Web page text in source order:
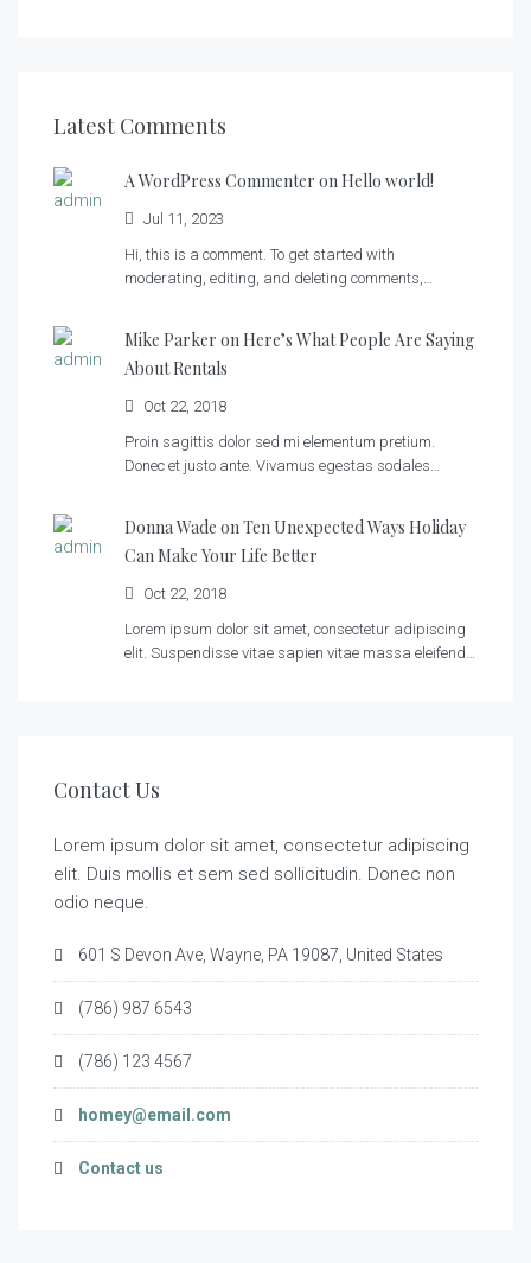
Latest Comments
A WordPress Commenter onHello world!
Jul 11, 2023
Hi, this is a comment. To get started with
moderating, editing, and deleting comments,…
Mike Parker onHere’s What People Are Saying
About Rentals
Oct 22, 2018
Proin sagittis dolor sed mi elementum pretium.
Donec et justo ante. Vivamus egestas sodales…
Donna Wade onTen Unexpected Ways Holiday
Can Make Your Life Better
Oct 22, 2018
Lorem ipsum dolor sit amet, consectetur adipiscing
elit. Suspendisse vitae sapien vitae massa eleifend…
Contact Us
Lorem ipsum dolor sit amet, consectetur adipiscing
elit. Duis mollis et sem sed sollicitudin. Donec non
odio neque.
601 S Devon Ave, Wayne, PA 19087, United States
(786) 987 6543
(786) 123 4567
homey@email.com
Contact us